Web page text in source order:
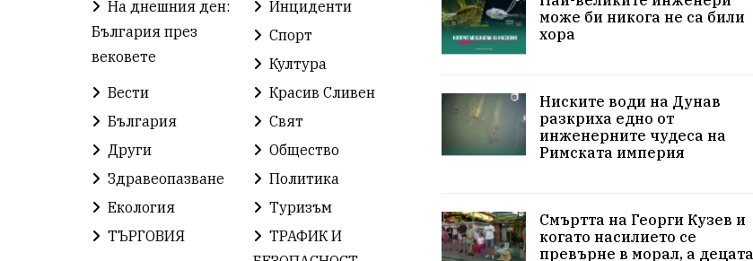
На днешния ден:
България през
вековете
Инциденти
Спорт
Култура
Вести
Красив Сливен
България
Свят
Други
Общество
Здравеопазване
Политика
Екология
Туризъм
ТЪРГОВИЯ
ТРАФИК И
може би никога не са били
хора
Ниските води на Дунав
разкриха едно от
инженерните чудеса на
Римската империя
Смъртта на Георги Кузев и
когато насилието се
превърне в морал, а децата